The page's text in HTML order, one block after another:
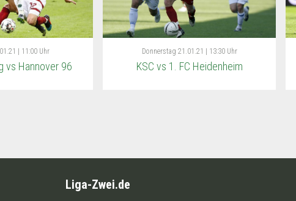
| 11:00 Uhr
vs Hannover 96
Donnerstag 21.01.21 | 13:30 Uhr
KSC vs 1. FC Heidenheim
Liga-Zwei.de